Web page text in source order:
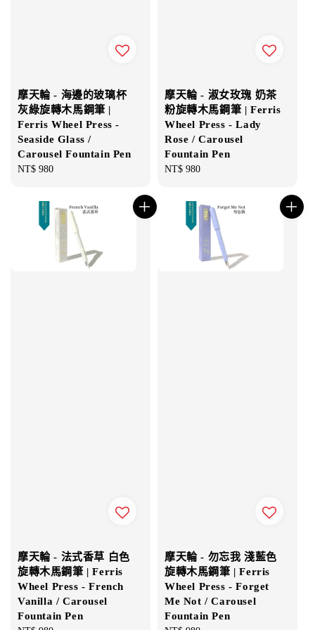
摩天輪 - 海邊的玻璃杯
灰綠旋轉木馬鋼筆 |
Ferris Wheel Press -
Seaside Glass /
Carousel Fountain Pen
Regular
NT$ 980
摩天輪 - 淑女玫瑰 奶茶
粉旋轉木馬鋼筆 | Ferris
Wheel Press - Lady
Rose / Carousel
Fountain Pen
Regular
NT$ 980
摩天輪 - 法式香草 白色
旋轉木馬鋼筆 | Ferris
Wheel Press - French
Vanilla / Carousel
Fountain Pen
摩天輪 - 勿忘我 淺藍色
旋轉木馬鋼筆 | Ferris
Wheel Press - Forget
Me Not / Carousel
Fountain Pen